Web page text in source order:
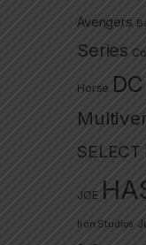
Avengers
Series
Horse DC
SELECT
JOE
Iron Studios